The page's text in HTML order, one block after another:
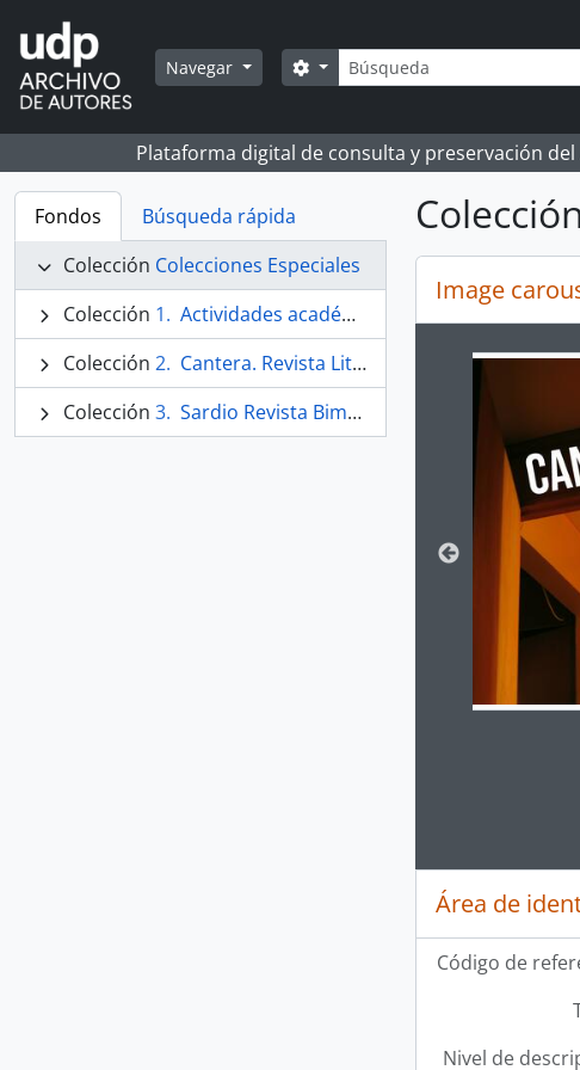
Skip to main content
Navegar Búsqueda
Search options
Plataforma digital de consulta y preservación
Fondos
Búsqueda rápida
Colección Colecciones Especiales
Colección
Actividades académicas y de extensión cultural. Registros audiovisuales
Colección
Cantera. Revista Literaria.
Colección
Sardio Revista Bimestral de Cultura
Image
Changing
Clicking
Área de
Código de
Nivel de